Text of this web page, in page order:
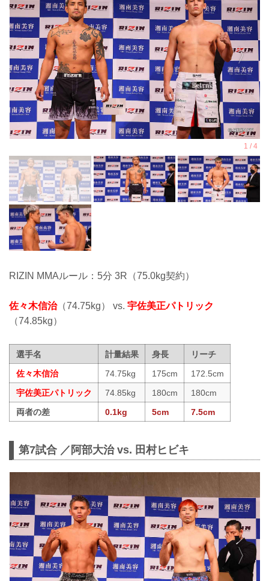
RIZIN MMAルール：5分 3R（75.0kg契約）
佐々木信治（74.75kg） vs. 宇佐美正パトリック
（74.85kg）
選手名 計量結果 身長
リーチ
佐々木信治
74.75kg 175cm
172.5cm
宇佐美正パトリック
74.85kg 180cm
180cm
両者の差
0.1kg 5cm 7.5cm
第7試合 ／阿部大治 vs. 田村ヒビキ